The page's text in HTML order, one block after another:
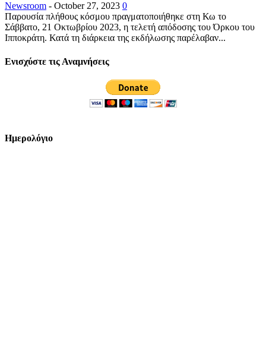
Newsroom - October 27, 2023 0
Παρουσία πλήθους κόσμου πραγματοποιήθηκε στη Κω το
Σάββατο, 21 Οκτωβρίου 2023, η τελετή απόδοσης του Όρκου του
Ιπποκράτη. Κατά τη διάρκεια της εκδήλωσης παρέλαβαν...
Ενισχύστε τις Αναμνήσεις
Ημερολόγιο